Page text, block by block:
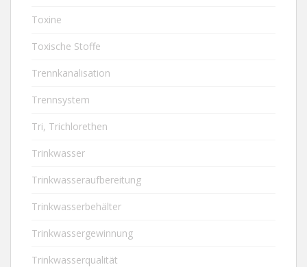
Toxine
Toxische Stoffe
Trennkanalisation
Trennsystem
Tri, Trichlorethen
Trinkwasser
Trinkwasseraufbereitung
Trinkwasserbehälter
Trinkwassergewinnung
Trinkwasserqualität